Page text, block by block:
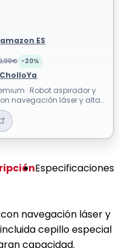
amazon ES
-20%
CholloYa
· Robot aspirador y
navegación láser y alta
incluida ce...
Especificaciones
navegación láser y
cepillo especial
capacidad.